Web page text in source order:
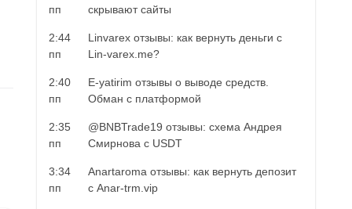
пп
скрывают сайты
2:44
пп
Linvarex отзывы: как вернуть деньги с
Lin-varex.me?
2:40
пп
E-yatirim отзывы о выводе средств.
Обман с платформой
2:35
пп
@BNBTrade19 отзывы: схема Андрея
Смирнова с USDT
3:34
пп
Anartaroma отзывы: как вернуть депозит
с Anar-trm.vip